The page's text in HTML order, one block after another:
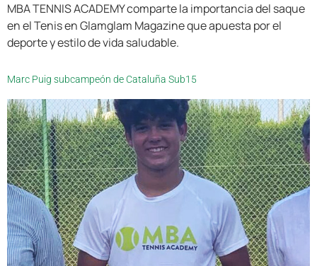
MBA TENNIS ACADEMY comparte la importancia del saque
en el Tenis en Glamglam Magazine que apuesta por el
deporte y estilo de vida saludable.
Marc Puig subcampeón de Cataluña Sub15